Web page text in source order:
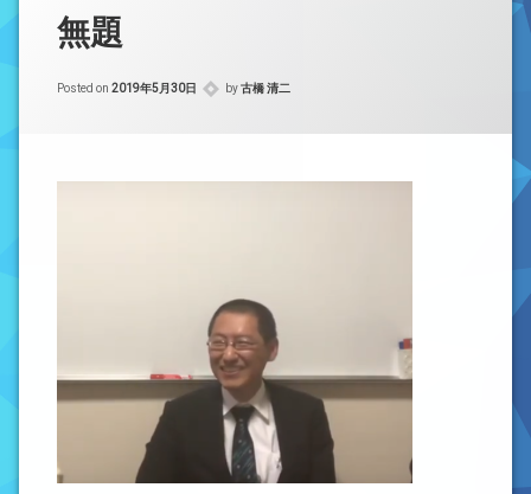
法律を勉強しよう
無題
Posted on 2019年5月30日 by古橋 清二